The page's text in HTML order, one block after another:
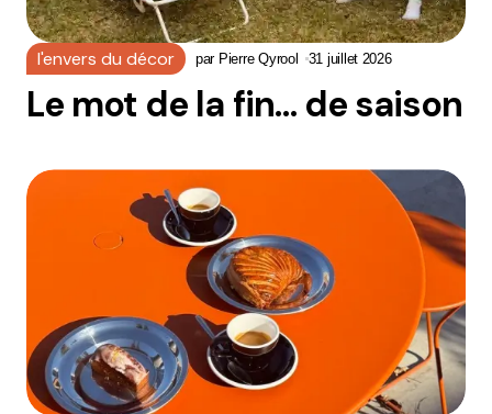
l'envers du décor par Pierre Qyrool 31 juillet 2026
Le mot de la fin… de saison